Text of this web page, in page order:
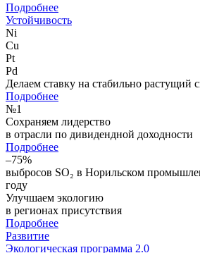
Подробнее
Устойчивость
Ni
Cu
Pt
Pd
Делаем ставку на стабильно растущий
Подробнее
№1
Сохраняем лидерство
в отрасли по дивидендной доходности
Подробнее
–75%
выбросов SO₂ в Норильском
году
Улучшаем экологию
в регионах присутствия
Подробнее
Развитие
Экологическая программа 2.0